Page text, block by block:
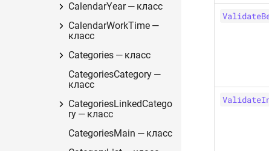
CalendarYear — класс
CalendarWorkTime —
класс
Categories — класс
CategoriesCategory —
класс
CategoriesLinkedCatego
ry — класс
CategoriesMain — класс